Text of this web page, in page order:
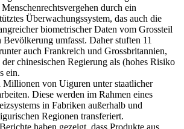
durch ein
Überwachungssystem, das auch die
biometrischer Daten vom Grossteil
Bevölkerung umfasst. Daher stuften 11
auch Frankreich und Grossbritannien,
chinesischen Regierung als (hohes Risiko
ein.
Millionen von Uiguren unter staatlicher
Diese werden im Rahmen eines
in Fabriken außerhalb und
Regionen transferiert.
haben gezeigt, dass Produkte aus